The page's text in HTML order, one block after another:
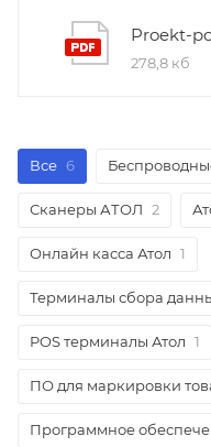
Proekt-
278,8 кб
Все 6
Сканеры АТОЛ 2
Онлайн касса Атол 1
Терминалы сбора
POS терминалы Атол 1
ПО для маркировки
Программное